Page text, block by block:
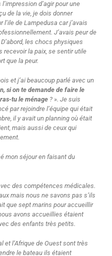
d’agir pour une
de la vie, je dois donner
l’ile de Lampedusa car j’avais
J’avais peur de
les chocs physiques
la paix, se sentir utile
que la peur.
et j’ai beaucoup parlé avec un
si on te demande de faire le
tu le ménage? ». Je suis
par rejoindre l’équipe qui était
il y avait un planning où était
mais aussi de ceux qui
mon séjour en faisant du
des compétences médicales.
mais nous ne savons pas s’ils
que sept marins pour accueillir
avons accueillies étaient
des enfants très petits.
et l’Afrique de Ouest sont très
le bateau ils étaient